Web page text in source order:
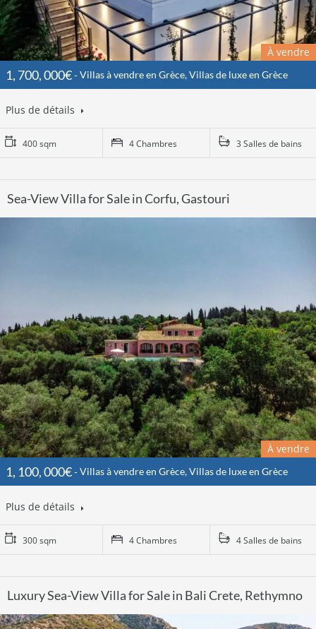
À vendre
1, 700, 000€ Villas à vendre en Grèce, Villas de luxe en Grèce
Plus de détails
400 sqm 4 Chambres 3 Salles de bains
Sea-View Villa for Sale in Corfu, Gastouri
À vendre
1, 100, 000€ Villas à vendre en Grèce, Villas de luxe en Grèce
Plus de détails
300 sqm 4 Chambres 4 Salles de bains
Luxury Sea-View Villa for Sale in Bali Crete, Rethymno